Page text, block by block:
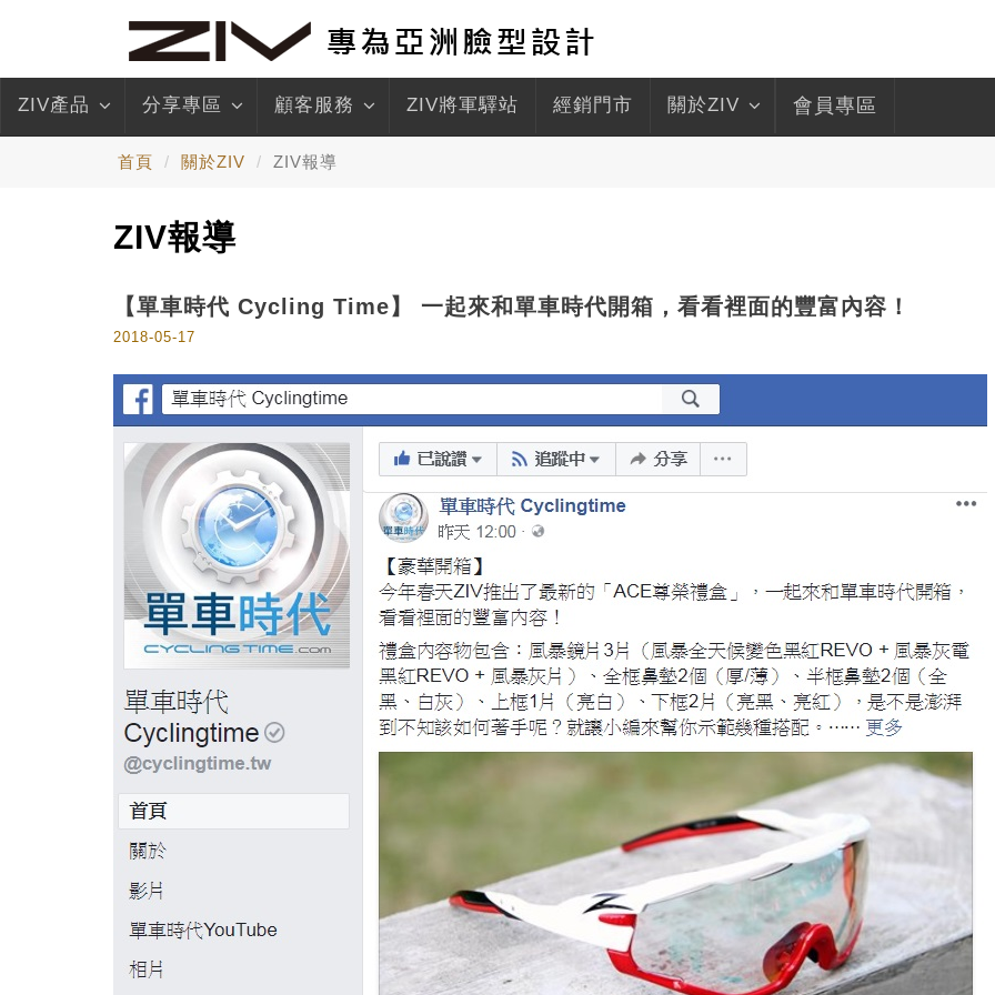
ZIV產品 分享專區 顧客服務 ZIV將軍驛站 經銷門市 關於ZIV 會員專區
首頁 關於ZIV ZIV報導
ZIV報導
【單車時代 Cycling Time】 一起來和單車時代開箱，看看裡面的豐富內容！
2018-05-17